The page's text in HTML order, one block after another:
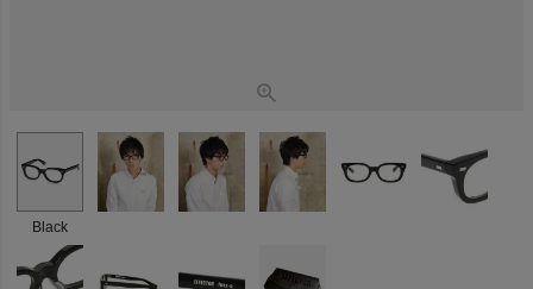
Black